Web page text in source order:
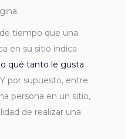
tiempo que una
en su sitio indica
qué tanto le gusta
por supuesto, entre
persona en un sitio,
de realizar una